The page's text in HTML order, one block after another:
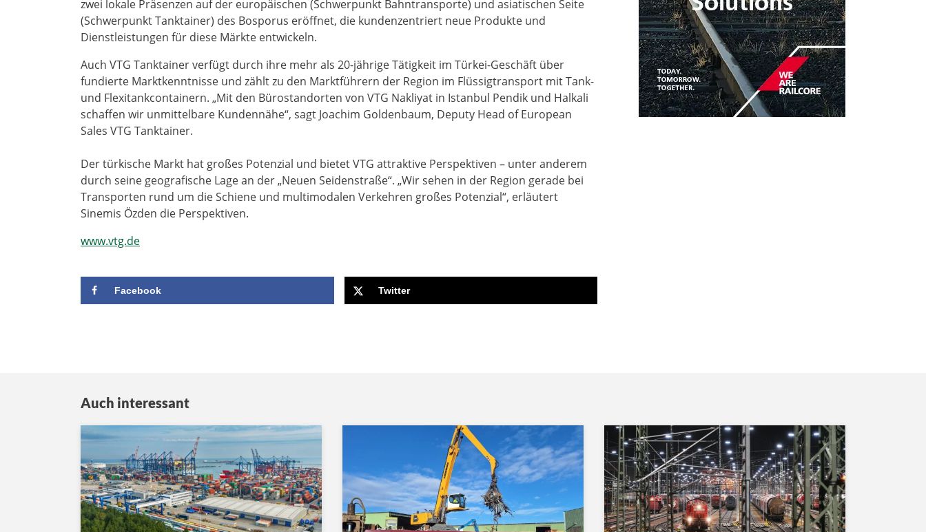
zwei lokale Präsenzen auf der europäischen (Schwerpunkt Bahntransporte) und asiatischen Seite
(Schwerpunkt Tanktainer) des Bosporus eröffnet, die kundenzentriert neue Produkte und
Dienstleistungen für diese Märkte entwickeln.
Auch VTG Tanktainer verfügt durch ihre mehr als 20-jährige Tätigkeit im Türkei-Geschäft über
fundierte Marktkenntnisse und zählt zu den Marktführern der Region im Flüssigtransport mit Tank-
und Flexitankcontainern. „Mit den Bürostandorten von VTG Nakliyat in Istanbul Pendik und Halkali
schaffen wir unmittelbare Kundennähe“, sagt Joachim Goldenbaum, Deputy Head of European
Sales VTG Tanktainer.
Der türkische Markt hat großes Potenzial und bietet VTG attraktive Perspektiven – unter anderem
durch seine geografische Lage an der „Neuen Seidenstraße“. „Wir sehen in der Region gerade bei
Transporten rund um die Schiene und multimodalen Verkehren großes Potenzial“, erläutert
Sinemis Özden die Perspektiven.
www.vtg.de
Facebook Twitter
Auch interessant